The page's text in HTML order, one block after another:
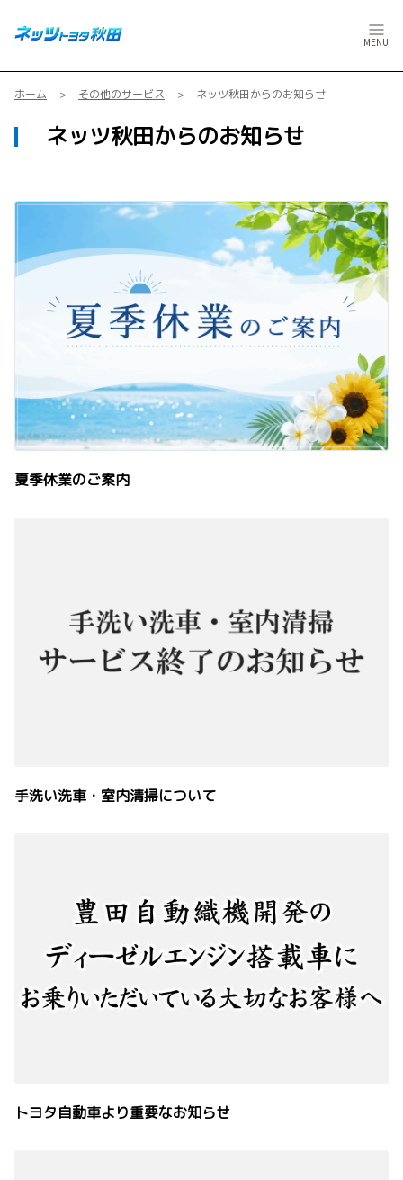
MENU
ホーム その他のサービス ネッツ秋田からのお知らせ
ネッツ秋田からのお知らせ
夏季休業のご案内
手洗い洗車・室内清掃について
トヨタ自動車より重要なお知らせ